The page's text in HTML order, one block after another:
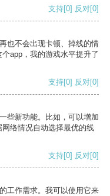
支持[0] 反对[0]
也不会出现卡顿、掉线的情
app，我的游戏水平提升了
支持[0] 反对[0]
些新功能。比如，可以增加
络情况自动选择最优的线
支持[0] 反对[0]
工作需求。我可以使用它来